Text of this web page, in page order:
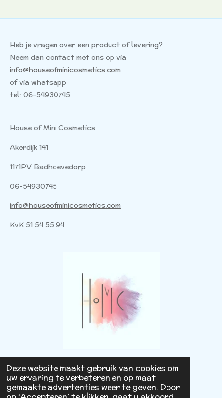
Deze website maakt gebruik van cookies om
uw ervaring te verbeteren en op maat
gemaakte advertenties weer te geven. Door
Heb je vragen over een product of levering?
Neem dan contact met ons op via
info@houseofminicosmetics.com
of via whatsapp
tel: 06-54930745
House of Mini Cosmetics
Akerdijk 141
1171PV Badhoevedorp
06-54930745
info@houseofminicosmetics.com
KvK 51 54 55 94
© 2025 - 2026 House of Mini Cosmetics
Powered byJouwWeb